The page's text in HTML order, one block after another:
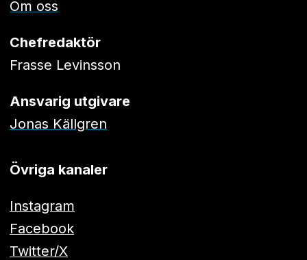
Om oss
Chefredaktör
Frasse Levinsson
Ansvarig utgivare
Jonas Källgren
Övriga kanaler
Instagram
Facebook
Twitter/X